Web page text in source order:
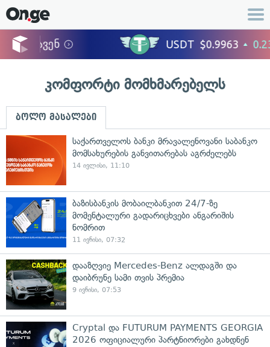
კომფორტი მომხმარებელს
ბოლო მასალები
საქართველოს ბანკი მრავალენოვანი საბანკო
მომსახურების განვითარებას აგრძელებს
14 ივლისი, 11:10
ბაზისბანკის მობაილბანკით 24/7-ზე
მომენტალური გადარიცხვები ანგარიშის
ნომრით
11 ივნისი, 07:32
დააზღვიე Mercedes-Benz ალდაგში და
დაიბრუნე სამი თვის პრემია
9 ივნისი, 07:53
Cryptal და FUTURUM PAYMENTS GEORGIA
2026 ოფიციალური პარტნიორები გახდნენ